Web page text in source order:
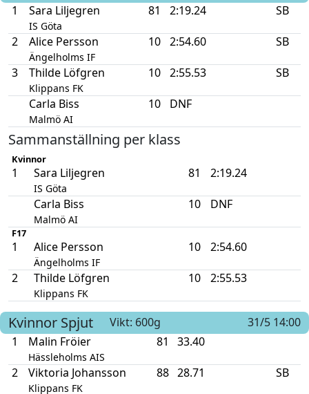
1
Sara Liljegren
IS Göta
81 2:19.24 SB
2 Alice Persson
Ängelholms IF
10 2:54.60 SB
3 Thilde Löfgren
Klippans FK
10 2:55.53 SB
Carla Biss
Malmö AI
10 DNF
Sammanställning per klass
Kvinnor
1 Sara Liljegren
IS Göta
81 2:19.24
Carla Biss
Malmö AI
10 DNF
F17
1 Alice Persson
Ängelholms IF
10 2:54.60
2 Thilde Löfgren
Klippans FK
10 2:55.53
Kvinnor Spjut Vikt: 600g
31/5 14:00
1
Malin Fröier
Hässleholms AIS
81 33.40
2 Viktoria Johansson
Klippans FK
88 28.71 SB